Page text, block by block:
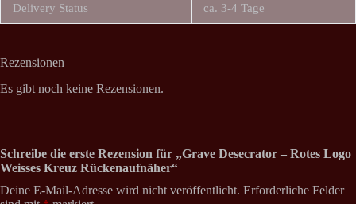
Delivery Status ca. 3-4 Tage
Rezensionen
Es gibt noch keine Rezensionen.
Schreibe die erste Rezension für „Grave Desecrator – Rotes Logo
Weisses Kreuz Rückenaufnäher“
Deine E-Mail-Adresse wird nicht veröffentlicht. Erforderliche Felder